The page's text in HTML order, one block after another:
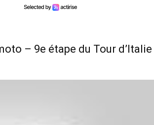
– 9e étape du Tour d’Italie